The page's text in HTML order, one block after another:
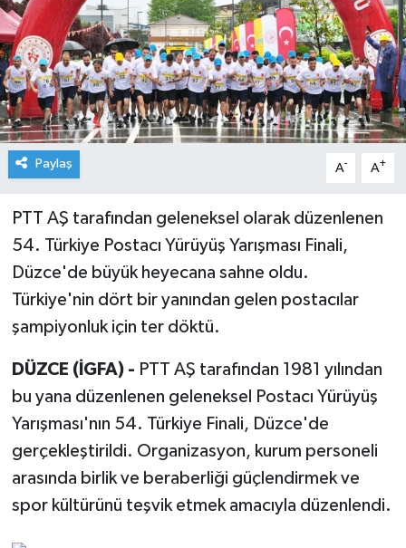
Paylaş A- A+
PTT AŞ tarafından geleneksel olarak düzenlenen
54. Türkiye Postacı Yürüyüş Yarışması Finali,
Düzce'de büyük heyecana sahne oldu.
Türkiye'nin dört bir yanından gelen postacılar
şampiyonluk için ter döktü.
DÜZCE (İGFA) - PTT AŞ tarafından 1981 yılından
bu yana düzenlenen geleneksel Postacı Yürüyüş
Yarışması'nın 54. Türkiye Finali, Düzce'de
gerçekleştirildi. Organizasyon, kurum personeli
arasında birlik ve beraberliği güçlendirmek ve
spor kültürünü teşvik etmek amacıyla düzenlendi.